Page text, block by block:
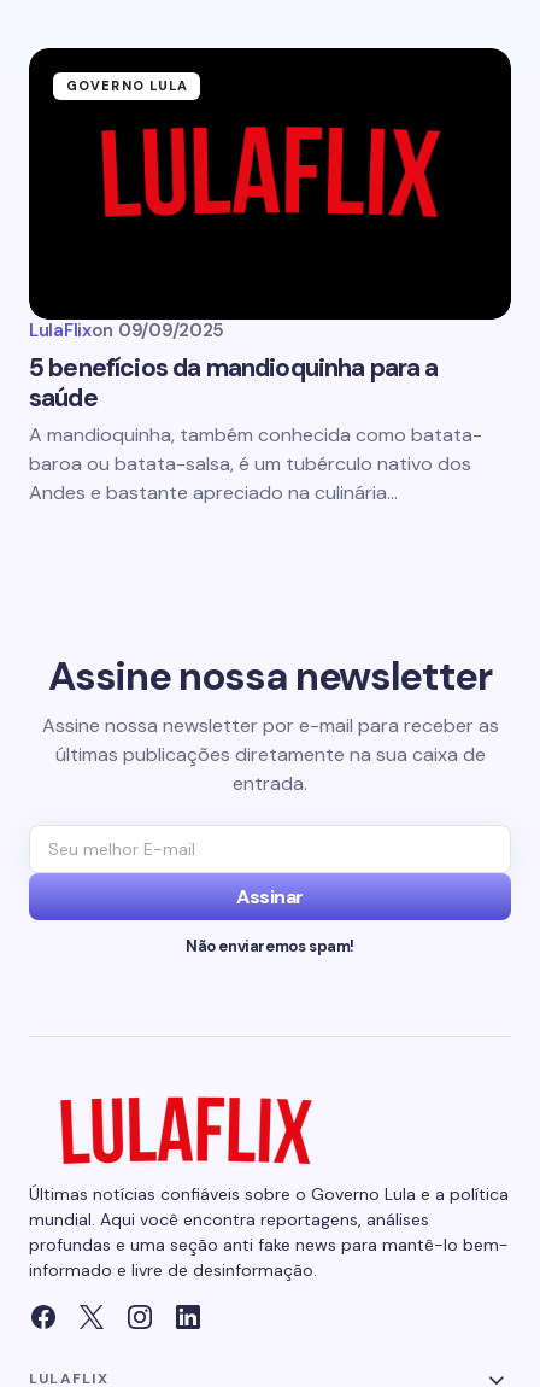
GOVERNO LULA
LulaFlixon 09/09/2025
5 benefícios da mandioquinha para a
saúde
A mandioquinha, também conhecida como batata-
baroa ou batata-salsa, é um tubérculo nativo dos
Andes e bastante apreciado na culinária…
Assine nossa newsletter
Assine nossa newsletter por e-mail para receber as
últimas publicações diretamente na sua caixa de
entrada.
Assinar
Não enviaremos spam!
Últimas notícias confiáveis sobre o Governo Lula e a política
mundial. Aqui você encontra reportagens, análises
profundas e uma seção anti fake news para mantê-lo bem-
informado e livre de desinformação.
LULAFLIX